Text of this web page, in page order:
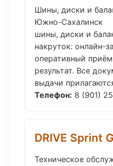
Шины, диски и
Южно-Сахалинск
шины, диски и
накруток: онлайн-
оперативный
результат. Все
выдачи
Телефон: 8 (901)
DRIVE Sprint
Техническое